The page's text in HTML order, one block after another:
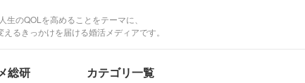
生のQOLを高めることをテーマに、
るきっかけを届ける婚活メディアです。
総研 カテゴリ一覧